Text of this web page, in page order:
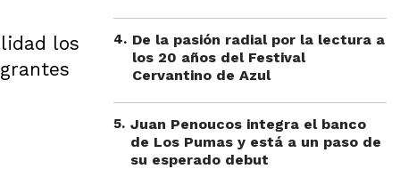
los
4. De la pasión radial por la lectura a
los 20 años del Festival
Cervantino de Azul
5. Juan Penoucos integra el banco
de Los Pumas y está a un paso de
su esperado debut